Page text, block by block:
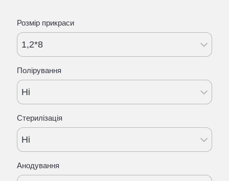
Розмір прикраси
1,2*8
Полірування
Ні
Стерилізація
Ні
Анодування